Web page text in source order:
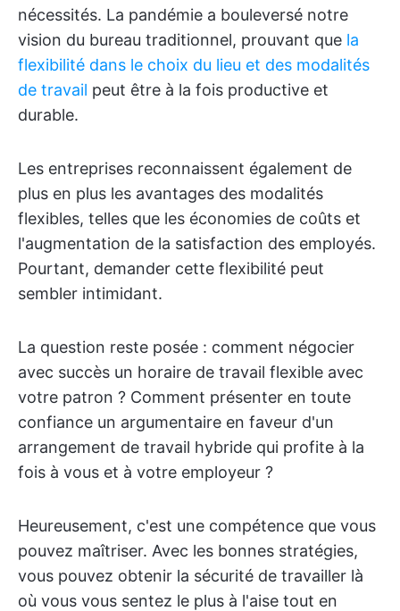
nécessités. La pandémie a bouleversé notre
vision du bureau traditionnel, prouvant que la
flexibilité dans le choix du lieu et des modalités
de travail peut être à la fois productive et
durable.
Les entreprises reconnaissent également de
plus en plus les avantages des modalités
flexibles, telles que les économies de coûts et
l'augmentation de la satisfaction des employés.
Pourtant, demander cette flexibilité peut
sembler intimidant.
La question reste posée : comment négocier
avec succès un horaire de travail flexible avec
votre patron ? Comment présenter en toute
confiance un argumentaire en faveur d'un
arrangement de travail hybride qui profite à la
fois à vous et à votre employeur ?
Heureusement, c'est une compétence que vous
pouvez maîtriser. Avec les bonnes stratégies,
vous pouvez obtenir la sécurité de travailler là
où vous vous sentez le plus à l'aise tout en